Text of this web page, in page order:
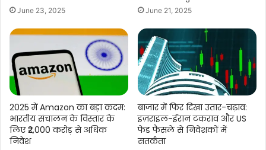
June 23, 2025 June 21, 2025
2025 में Amazon का बड़ा कदम:
भारतीय संचालन के विस्तार के
लिए ₹2,000 करोड़ से अधिक
निवेश
बाजार में फिर दिखा उतार-चढ़ाव:
इज़राइल-ईरान टकराव और US
फेड फैसले से निवेशकों में
सतर्कता